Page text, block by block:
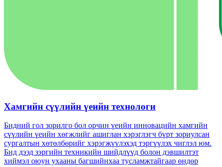
Хамгийн сүүлийн үеийн технологи
Бидний гол зорилго бол орчин үеийн инновацийн хамгийн
сүүлийн үеийн хөгжлийг ашиглан хэрэглэгч бүрт зориулсан
сургалтын хөтөлбөрийг хэрэгжүүлэхэд тэргүүлэх чиглэл юм.
Бид дээд зэргийн техникийн шийдлүүд болон дэвшилтэт
хиймэл оюун ухааны багшийнхаа тусламжтайгаар өндөр